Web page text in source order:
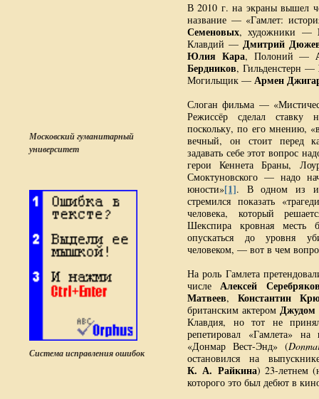
Московский гуманитарный
университет
Система исправления ошибок
В 2010 г. на экраны вышел
название — «Гамлет:
Семеновых, художники —
Клавдий — Дмитрий
Юлия Кара, Полоний —
Бердников, Гильденстерн —
Могильщик — Армен
Слоган фильма —
Режиссёр сделал ставку
поскольку, по его мнению,
вечный, он стоит перед
задавать себе этот вопрос
герои Кеннета Браны,
Смоктуновского — надо
юности»[1]. В одном из
стремился показать
человека, который
Шекспира кровная месть
опускаться до уровня
человеком, — вот в чем
На роль Гамлета
числеАлексей
Матвеев, Константин
британским актером Джудом
Клавдия, но тот не
репетировал «Гамлета» на
«Донмар Вест-Энд» (
остановился на
К. А. Райкина) 23-летнем
которого это был дебют в